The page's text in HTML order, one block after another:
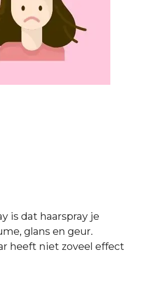
is dat haarspray je
glans en geur.
heeft niet zoveel effect